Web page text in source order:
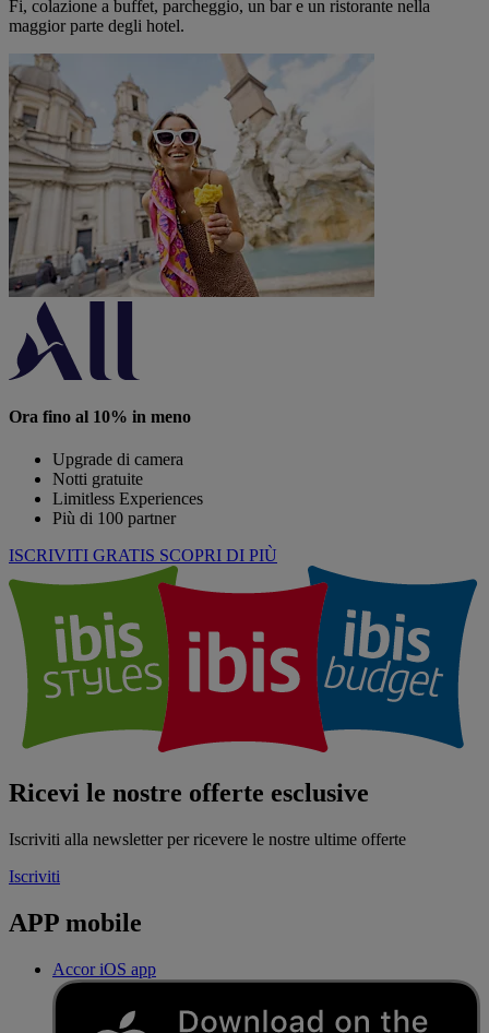
Fi, colazione a buffet, parcheggio, un bar e un ristorante nella
maggior parte degli hotel.
Ora fino al 10% in meno
Upgrade di camera
Notti gratuite
Limitless Experiences
Più di 100 partner
ISCRIVITI GRATIS SCOPRI DI PIÙ
Ricevi le nostre offerte esclusive
Iscriviti alla newsletter per ricevere le nostre ultime offerte
Iscriviti
APP mobile
Accor iOS app